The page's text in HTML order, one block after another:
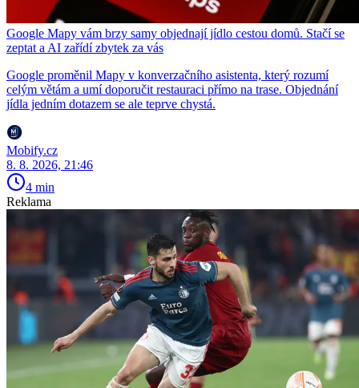
Google Mapy vám brzy samy objednají jídlo cestou domů. Stačí se
zeptat a AI zařídí zbytek za vás
Google proměnil Mapy v konverzačního asistenta, který rozumí
celým větám a umí doporučit restauraci přímo na trase. Objednání
jídla jedním dotazem se ale teprve chystá.
Mobify.cz
8. 8. 2026, 21:46
4 min
Reklama